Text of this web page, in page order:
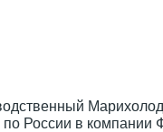
по России в компании